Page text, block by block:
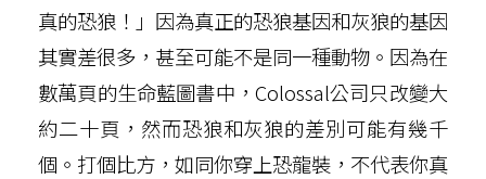
真的恐狼！」因為真正的恐狼基因和灰狼的基因
其實差很多，甚至可能不是同一種動物。因為在
數萬頁的生命藍圖書中，Colossal公司只改變大
約二十頁，然而恐狼和灰狼的差別可能有幾千
個。打個比方，如同你穿上恐龍裝，不代表你真